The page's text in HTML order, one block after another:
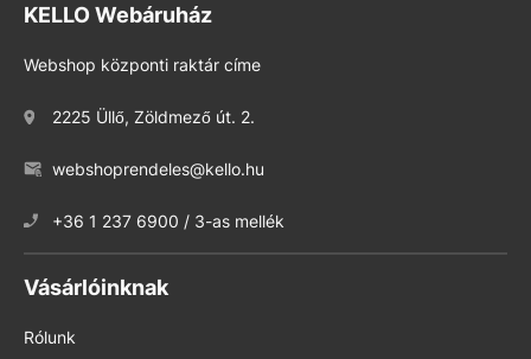
KELLO Webáruház
Webshop központi raktár címe
2225 Üllő, Zöldmező út. 2.
webshoprendeles@kello.hu
+36 1 237 6900 / 3-as mellék
Vásárlóinknak
Rólunk